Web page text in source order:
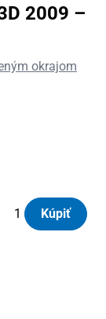
2009 –
okrajom
Kúpiť